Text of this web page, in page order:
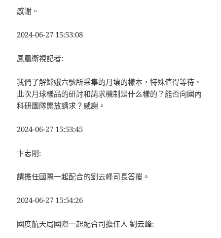
感謝。
2024-06-27 15:53:08
鳳凰衛視記者:
我們了解嫦娥六號所采集的月壤的樣本，特殊值得等待。
此次月球樣品的研討和請求機制是什么樣的？能否向國內
科研團隊開放請求？感謝。
2024-06-27 15:53:45
卞志剛:
請擔任國際一起配合的劉云峰司長答覆。
2024-06-27 15:54:26
國度航天局國際一起配合司擔任人 劉云峰: